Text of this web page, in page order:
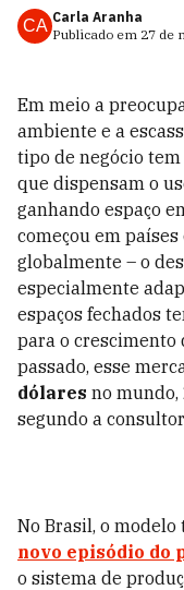
CA Carla Aranha
Publicado em 27 de
Em meio a
ambiente e a
tipo de negócio
que dispensam o
ganhando espaço
começou em
globalmente – o
especialmente
espaços fechados
para o crescimento
passado, esse
dólares no mundo,
segundo a
No Brasil, o
novo episódio do
o sistema de